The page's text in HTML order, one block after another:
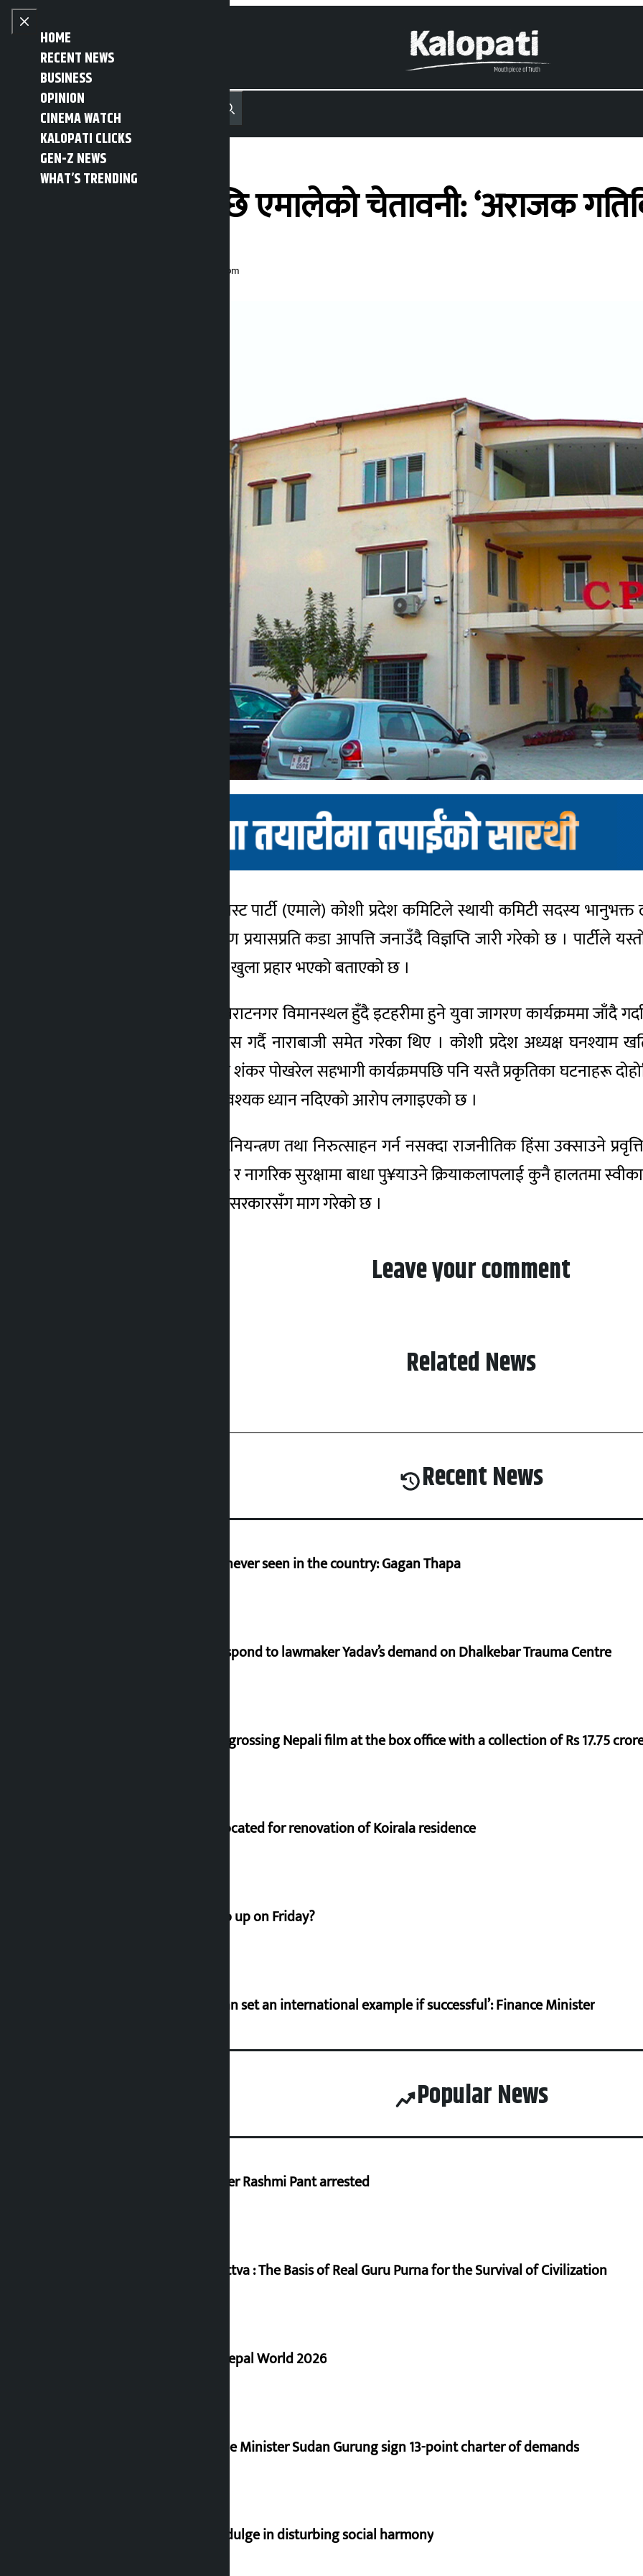
Skip to content
Close menu
HOME
RECENT NEWS
BUSINESS
OPINION
CINEMA WATCH
KALOPATI CLICKS
GEN-Z NEWS
WHAT’S TRENDING
Open main menu
MENU नेपाली Recent NewsTrending News
Search
विराटनगर घटनापछि एमालेको चेतावनी: ‘अराजक
Monday November 24, 2025 1:20 pm
काठमाडौं । नेपाल कम्युनिस्ट पार्टी (एमाले) कोशी प्रदेश कमिटिले स्थायी कमिटी सदस्य
बस्नेतमाथि भएको आक्रमण प्रयासप्रति कडा आपत्ति जनाउँदै विज्ञप्ति जारी गरेको छ । पार्टीले
संवैधानिक मर्यादामाथिको खुला प्रहार भएको बताएको छ ।
आइतबार काठमाडौंबाट विराटनगर विमानस्थल हुँदै इटहरीमा हुने युवा जागरण कार्यक्रममा जाँदै
छ्याप्ने, बाटो अवरुद्ध प्रयास गर्दै नाराबाजी समेत गरेका थिए । कोशी प्रदेश अध्यक्ष घनश्याम
सिमरामा एमाले महासचिव शंकर पोखरेल सहभागी कार्यक्रमपछि पनि यस्तै प्रकृतिका घटनाहरू
क्रियाकलापलाई रोक्न आवश्यक ध्यान नदिएको आरोप लगाइएको छ ।
‘राज्य संयन्त्रले आवश्यक नियन्त्रण तथा निरुत्साहन गर्न नसक्दा राजनीतिक हिंसा उक्साउने
आवागमन, शान्तिपूर्ण भेला र नागरिक सुरक्षामा बाधा पु¥याउने क्रियाकलापलाई कुनै हालतमा
कडा कानुनी कारबाही गर्न सरकारसँग माग गरेको छ ।
Leave your comment
Related News
Recent News
I am witnessing anarchy that was never seen in the country: Gagan Thapa
Speaker directs government to respond to lawmaker Yadav’s demand on Dhalkebar Trauma Centre
‘Gaunthali’ is the seventh highest-grossing Nepali film at the box office with a collection of Rs 17.75
Shekhar rejects Rs 200 million allocated for renovation of Koirala residence
How much did the price of gold go up on Friday?
‘Taxpayer incentive programme can set an international example if successful’: Finance Minister
Popular News
Prabhu Bank’s Chief Business Officer Rashmi Pant arrested
Knowledge Tradition and Guru Tattva : The Basis of Real Guru Purna for the Survival of Civilization
Deepmala Dhakal crowned Miss Nepal World 2026
Samyukta Hindu Morcha and Home Minister Sudan Gurung sign 13-point charter of demands
Religious leaders appeal not to indulge in disturbing social harmony